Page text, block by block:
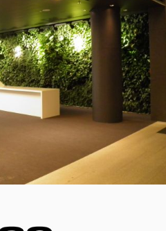
Building